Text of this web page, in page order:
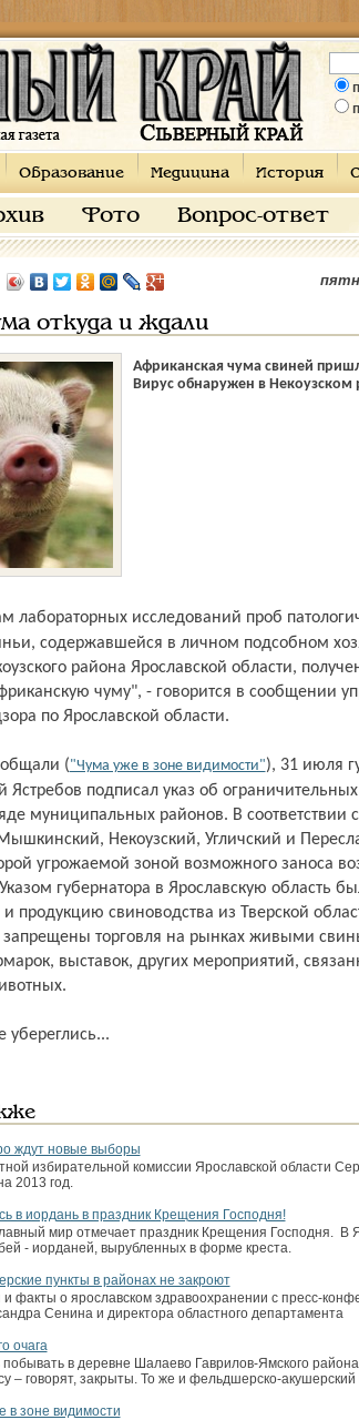
Образование Медицина История
Фото Вопрос-ответ
откуда и ждали
Африканская чума свиней
Вирус обнаружен в Некоузском
содержавшейся в личном подсобном
района Ярославской области,
чуму", - говорится в сообщении
по Ярославской области.
("Чума уже в зоне видимости"), 31 июля
Ястребов подписал указ об
муниципальных районов. В соответствии
Некоузский, Угличский и
угрожаемой зоной возможного заноса
губернатора в Ярославскую область
продукцию свиноводства из Тверской
торговля на рынках живыми
выставок, других мероприятий,
убереглись...
ждут новые выборы
избирательной комиссии Ярославской области
2013 год.
в иордань в праздник Крещения Господня!
мир отмечает праздник Крещения Господня. В
- иорданей, вырубленных в форме креста.
пункты в районах не закроют
факты о ярославском здравоохранении с пресс-
Сенина и директора областного депар­тамента
очага
в деревне Шалаево Гаврилов-Ямского
– говорят, закрыты. То же и фельдшерско-акушерский
в зоне видимости